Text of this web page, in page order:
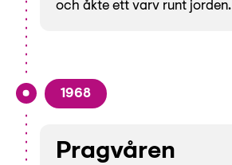
och åkte ett varv runt jorden.
1968
Pragvåren